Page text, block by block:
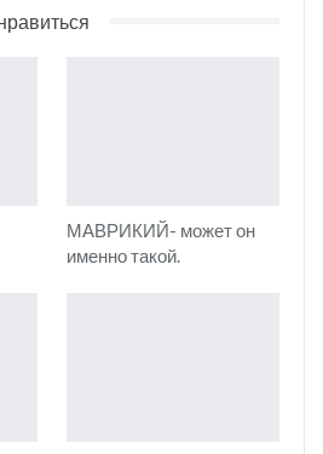
МАВРИКИЙ- может он
именно такой.